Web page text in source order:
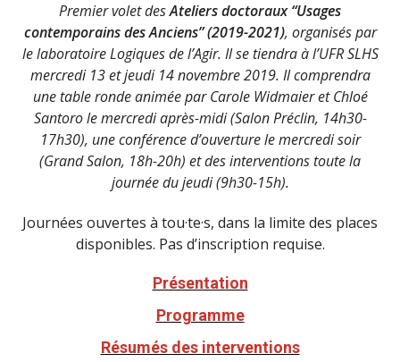
Premier volet desAteliers doctoraux “Usages
contemporains des Anciens” (2019-2021), organisés par
le laboratoire Logiques de l’Agir. Il se tiendra à l’UFR SLHS
mercredi 13 et jeudi 14 novembre 2019. Il comprendra
une table ronde animée par Carole Widmaier et Chloé
Santoro le mercredi après-midi (Salon Préclin, 14h30-
17h30), une conférence d’ouverture le mercredi soir
(Grand Salon, 18h-20h) et des interventions toute la
journée du jeudi (9h30-15h).
Journées ouvertes à tou·te·s, dans la limite des places
disponibles. Pas d’inscription requise.
Présentation
Programme
Résumés des interventions